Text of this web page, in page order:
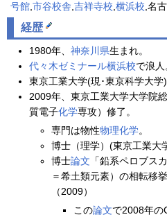
号館 市谷校舎 吉祥寺校 横浜校 ,名
経歴
1980年、 神奈川県生まれ。
代々木ゼミナール横浜校で浪人
東京工業大学(現･東京科学大学)
2009年、東京工業大学大学院
質電子化学専攻）修了。
専門は物性物理化学。
博士（理学）(東京工業大
博士論文 「鉛系ペロブス
＝希土類元素）の相転移
（2009）
この論文で2008年の